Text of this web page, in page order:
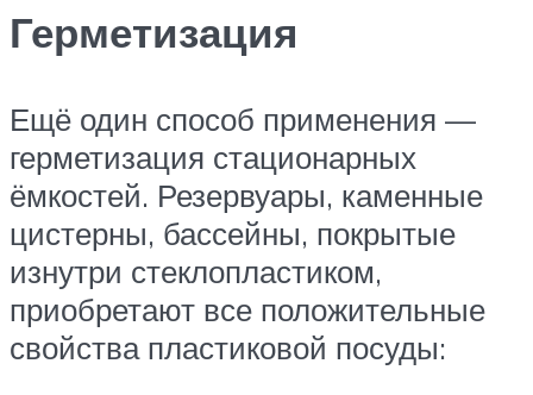
Герметизация
Ещё один способ применения —
герметизация стационарных
ёмкостей. Резервуары, каменные
цистерны, бассейны, покрытые
изнутри стеклопластиком,
приобретают все положительные
свойства пластиковой посуды: